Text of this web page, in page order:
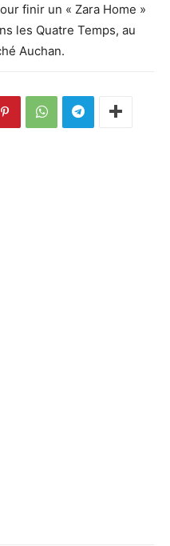
finir un « Zara Home »
les Quatre Temps, au
Auchan.